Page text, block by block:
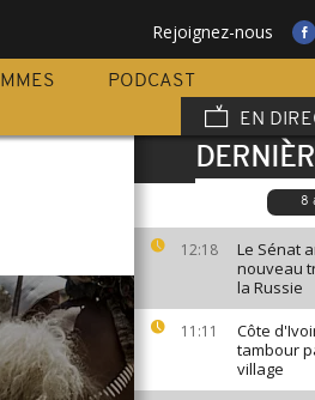
Rejoignez-nous
PODCAST
EN
8
12:18
Le Sénat
nouveau
la Russie
11:11
Côte
tambour
village